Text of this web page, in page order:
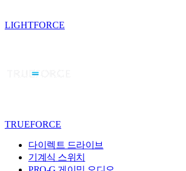
LIGHTFORCE
TRUEFORCE
다이렉트 드라이브
기계식 스위치